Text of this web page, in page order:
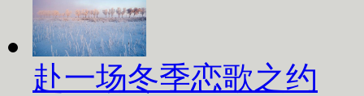
赴一场冬季恋歌之约